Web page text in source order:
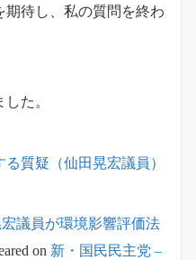
期待し、私の質問を終わ
た。
質疑（仙田晃宏議員）
宏議員が環境影響評価法
on 新・国民民主党 –